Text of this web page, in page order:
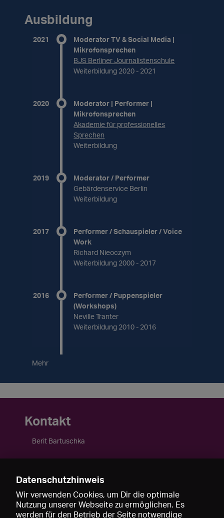
Ausbildung
2021
Moderator TV & Social Media |
Mikrofonsprechen
BJS Berliner Journalistenschule
Weiterbildung 2020 - 2021
2020
Moderator | Performer |
Mikrofonsprechen
Akademie für professionelles
Sprechen
Weiterbildung
2019
Moderator / Performer
Gebärdenservice Berlin
Weiterbildung
2017
Performer / Schauspieler / Voice
Work
Richard Nieoczym
Weiterbildung 2000 - 2017
2016
Performer / Puppenspieler
(Workshops)
Neville Tranter
Weiterbildung 2010 - 2016
Mehr
Kontakt
Berit Bartuschka
Mobil: +49 173-9124068
http://www.bartuschka-comedy.com
http://www.comedy-moderation.de
http://www.stage-coaching.de
Datenschutzhinweis
Wir verwenden Cookies, um Dir die optimale
Nutzung unserer Webseite zu ermöglichen. Es
werden für den Betrieb der Seite notwendige